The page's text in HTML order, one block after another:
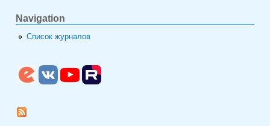
Navigation
Список журналов